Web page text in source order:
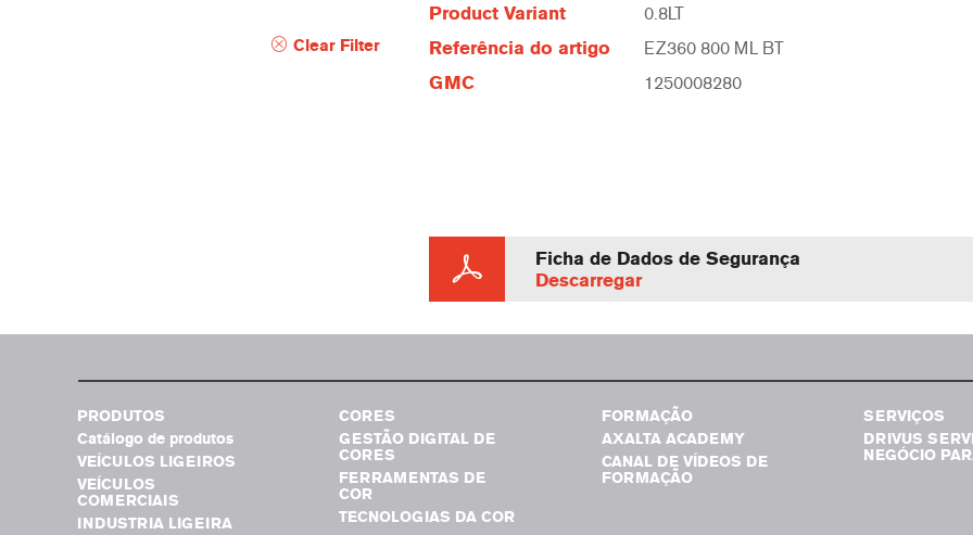
Clear Filter
Product Variant
0.8LT
Referência do artigo EZ360 800 ML BT
GMC 1250008280
Ficha de Dados de Segurança
Descarregar
PRODUTOS
Catálogo de produtos
VEÍCULOS LIGEIROS
VEÍCULOS
COMERCIAIS
INDUSTRIA LIGEIRA
CORES
GESTÃO DIGITAL DE
CORES
FERRAMENTAS DE
COR
TECNOLOGIAS DA COR
FORMAÇÃO
AXALTA ACADEMY
CANAL DE VÍDEOS DE
FORMAÇÃO
SERVIÇOS
DRIVUS
NEGÓCIO